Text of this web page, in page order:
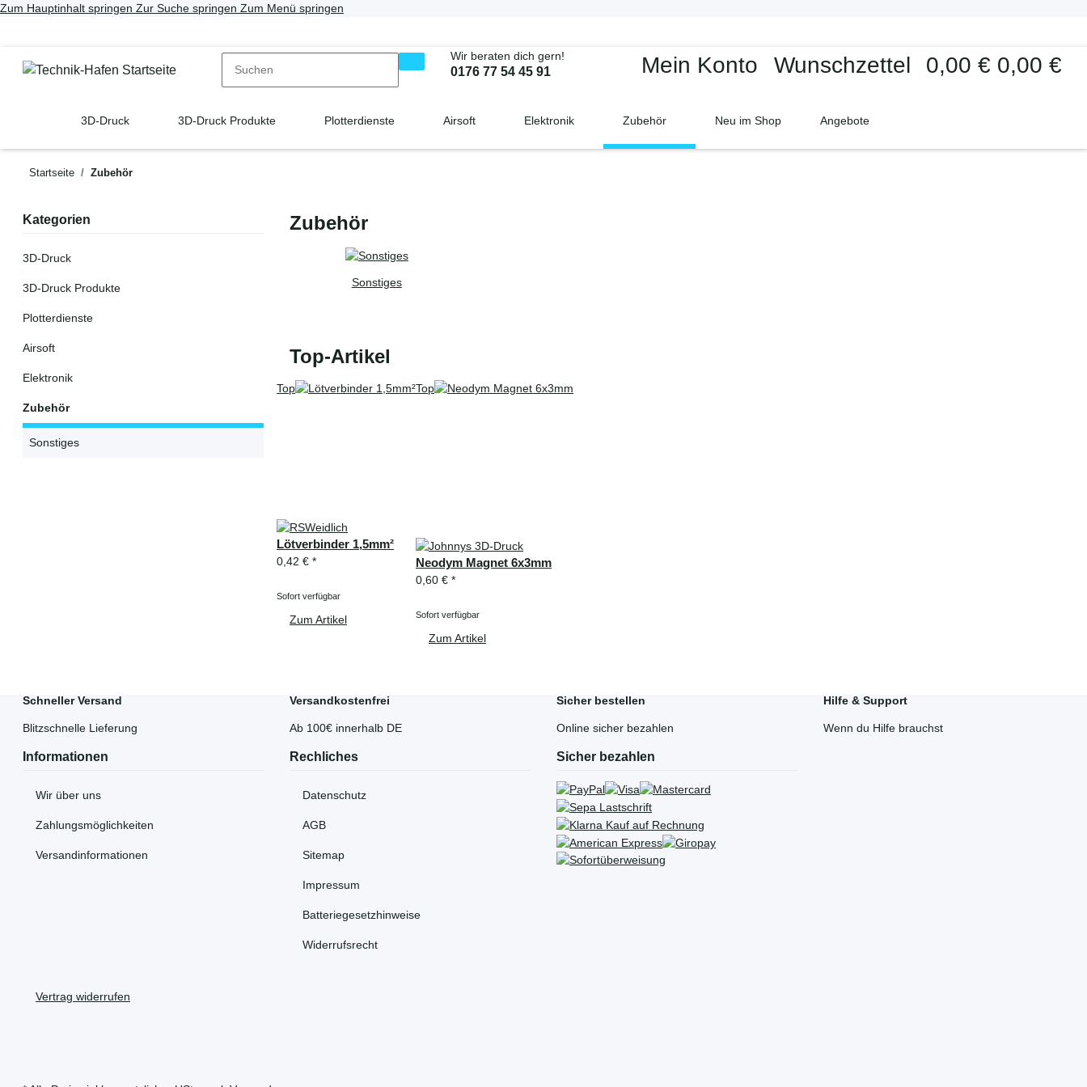
Zum Hauptinhalt springen Zur Suche springen Zum Menü springen
Wir beraten dich gern!
0176 77 54 45 91 Mein Konto Wunschzettel 0,00 € 0,00 €
3D-Druck 3D-Druck Produkte Plotterdienste Airsoft Elektronik Zubehör Neu im Shop Angebote
Startseite Zubehör
Zubehör
Sonstiges
Top-Artikel
Top
Lötverbinder 1,5mm²
0,42 € *
Sofort verfügbar
Zum Artikel
Top
Neodym Magnet 6x3mm
0,60 € *
Sofort verfügbar
Zum Artikel
Kategorien
3D-Druck
3D-Druck Produkte
Plotterdienste
Airsoft
Elektronik
Zubehör
Sonstiges
Schneller Versand
Blitzschnelle Lieferung
Versandkostenfrei
Ab 100€ innerhalb DE
Sicher bestellen
Online sicher bezahlen
Hilfe & Support
Wenn du Hilfe brauchst
Informationen
Wir über uns
Zahlungsmöglichkeiten
Versandinformationen
Rechliches
Datenschutz
AGB
Sitemap
Impressum
Batteriegesetzhinweise
Widerrufsrecht
Sicher bezahlen
Vertrag widerrufen